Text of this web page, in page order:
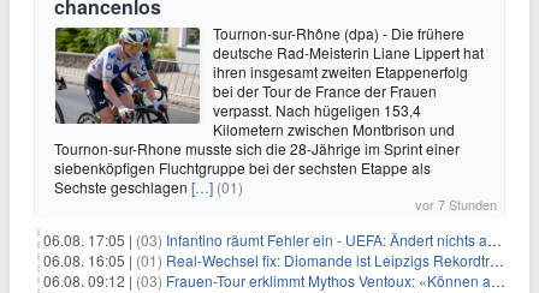
chancenlos
Tournon-sur-Rhône (dpa) - Die frühere
deutsche Rad-Meisterin Liane Lippert hat
ihren insgesamt zweiten Etappenerfolg
bei der Tour de France der Frauen
verpasst. Nach hügeligen 153,4
Kilometern zwischen Montbrison und
Tournon-sur-Rhone musste sich die 28-Jährige im Sprint einer
siebenköpfigen Fluchtgruppe bei der sechsten Etappe als
Sechste geschlagen […] (01)
vor 7 Stunden
06.08. 17:05 | (03) Infantino räumt Fehler ein - UEFA: Ändert nichts an Boykott
06.08. 16:05 | (01) Real-Wechsel fix: Diomande ist Leipzigs Rekordtransfer
06.08. 09:12 | (03) Frauen-Tour erklimmt Mythos Ventoux: «Können alles schaffen»